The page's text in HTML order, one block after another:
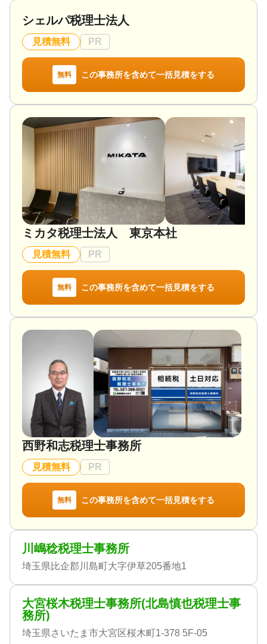
対応地域
朝霞市、新座市、志木市、和光市、清瀬市 etc.
対応業務
遺言書 / 遺産分割 / 相続財産調査 / 相続税申告 / 相続
登記 / 相続放棄 / 成年後見 / 家族信託 / 相続手続き /
銀行手続き / 戸籍収集 / 相続人調査 / 生前贈与（不動
対応体制
訪問可 / 初回相談無料 / 18時以降相談可 / 事務所面談
シェルパ税理士法人
見積無料 PR
無料 この事務所を含めて一括見積をする
ミカタ税理士法人 東京本社
見積無料 PR
無料 この事務所を含めて一括見積をする
西野和志税理士事務所
見積無料 PR
無料 この事務所を含めて一括見積をする
川嶋稔税理士事務所
埼玉県比企郡川島町大字伊草205番地1
大宮桜木税理士事務所(北島慎也税理士事
務所)
埼玉県さいたま市大宮区桜木町1-378 5F-05